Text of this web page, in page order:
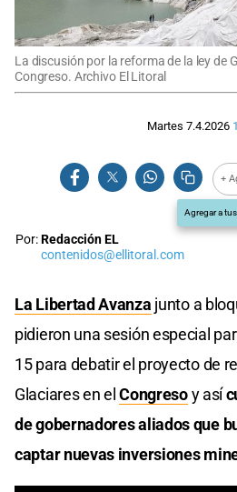
La discusión por la reforma de la ley de
Congreso. Archivo El Litoral
Martes 7.4.2026
+
Agregar a
Por:Redacción EL
contenidos@ellitoral.com
La Libertad Avanza junto a
pidieron una sesión especial
15 para debatir el proyecto de
Glaciares en elCongresoy así
de gobernadores aliados que
captar nuevas inversiones